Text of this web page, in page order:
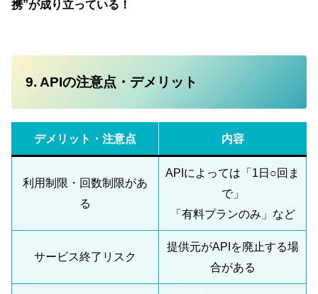
携”が成り立っている！
9. APIの注意点・デメリット
デメリット・注意点 内容
利用制限・回数制限があ
る
APIによっては「1日○回ま
で」
「有料プランのみ」など
サービス終了リスク
提供元がAPIを廃止する場
合がある